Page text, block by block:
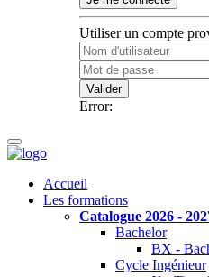
Utiliser un compte
Valider
Error:
Accueil
Les formations
Catalogue 2026 -
Bachelor
BX -
Cycle Ingénieur